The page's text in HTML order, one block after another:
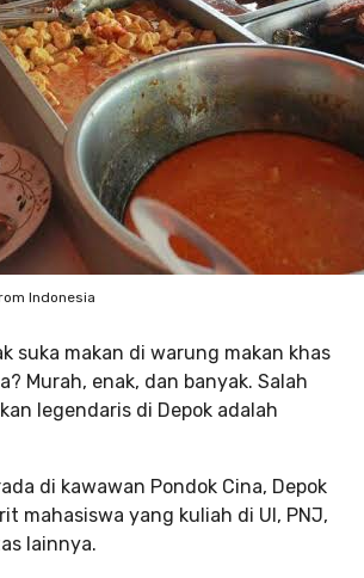
Indonesia
suka makan di warung makan khas
Murah, enak, dan banyak. Salah
legendaris di Depok adalah
di kawawan Pondok Cina, Depok
mahasiswa yang kuliah di UI, PNJ,
lainnya.